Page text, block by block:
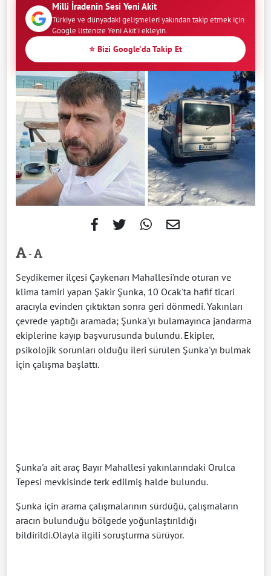
Milli İradenin Sesi Yeni Akit
Türkiye ve dünyadaki gelişmeleri yakından takip etmek için
Google listenize Yeni Akit'i ekleyin.
⭐ Bizi Google'da Takip Et
-
Seydikemer ilçesi Çaykenarı Mahallesi'nde oturan ve
klima tamiri yapan Şakir Şunka, 10 Ocak'ta hafif ticari
aracıyla evinden çıktıktan sonra geri dönmedi. Yakınları
çevrede yaptığı aramada; Şunka'yı bulamayınca jandarma
ekiplerine kayıp başvurusunda bulundu. Ekipler,
psikolojik sorunları olduğu ileri sürülen Şunka'yı bulmak
için çalışma başlattı.
Şunka'a ait araç Bayır Mahallesi yakınlarındaki Orulca
Tepesi mevkisinde terk edilmiş halde bulundu.
Şunka için arama çalışmalarının sürdüğü, çalışmaların
aracın bulunduğu bölgede yoğunlaştırıldığı
bildirildi.Olayla ilgili soruşturma sürüyor.